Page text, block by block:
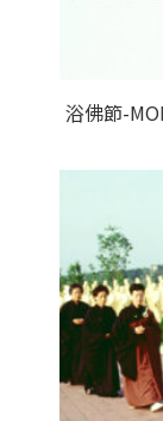
浴佛節-